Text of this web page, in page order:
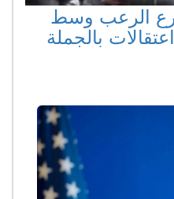
الرعب وسط
بالجملة